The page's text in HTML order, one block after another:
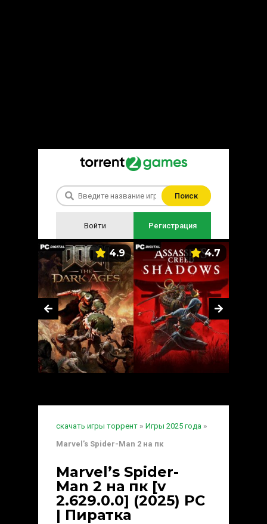
Поиск
Войти Регистрация
4.9 4.7
скачать игры торрент » Игры 2025 года »
Marvel’s Spider-Man 2 на пк
Marvel’s Spider-
Man 2 на пк [v
2.629.0.0] (2025) PC
| Пиратка